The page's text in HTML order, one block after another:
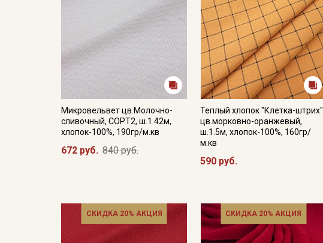
Микровельвет цв.Молочно-
сливочный, СОРТ2, ш.1.42м,
хлопок-100%, 190гр/м.кв
672 руб. 840 руб.
Теплый хлопок "Клетка-штрих"
цв.морковно-оранжевый,
ш.1.5м, хлопок-100%, 160гр/
м.кв
590 руб.
СКИДКА 20% АКЦИЯ СКИДКА 20% АКЦИЯ